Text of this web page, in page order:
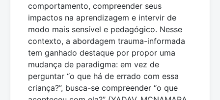
comportamento, compreender seus
impactos na aprendizagem e intervir de
modo mais sensível e pedagógico. Nesse
contexto, a abordagem trauma-informada
tem ganhado destaque por propor uma
mudança de paradigma: em vez de
perguntar “o que há de errado com essa
criança?”, busca-se compreender “o que